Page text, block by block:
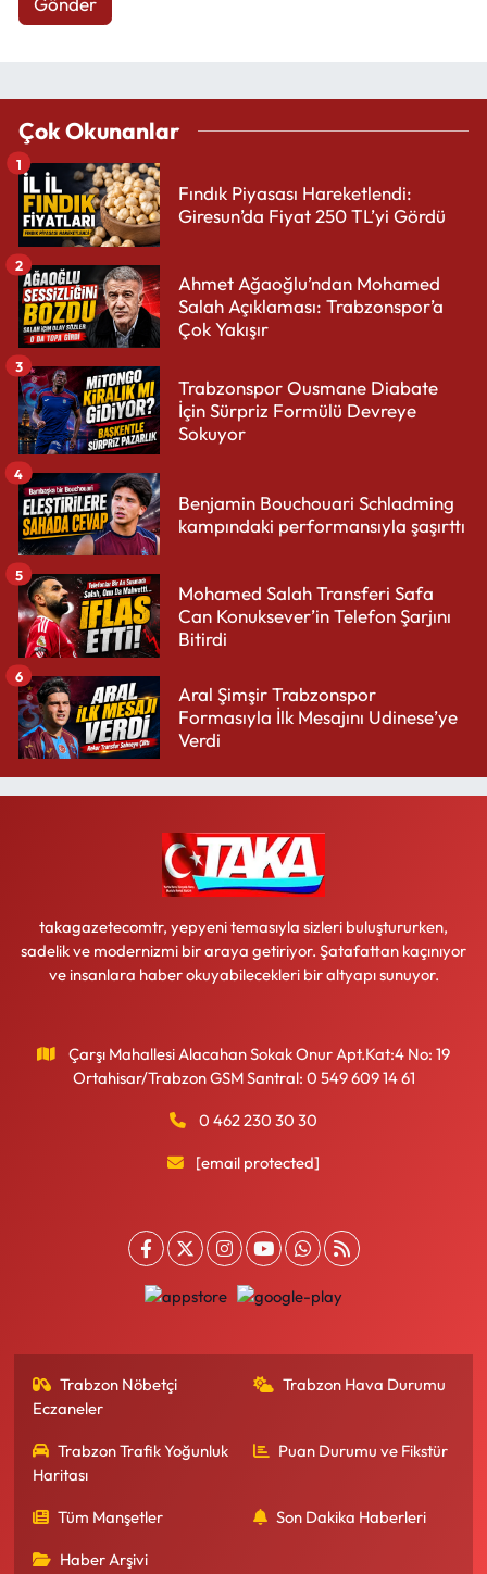
Çok Okunanlar
Fındık Piyasası Hareketlendi:
Giresun’da Fiyat 250 TL’yi Gördü
1
Ahmet Ağaoğlu’ndan Mohamed
Salah Açıklaması: Trabzonspor’a
Çok Yakışır
2
Trabzonspor Ousmane Diabate
İçin Sürpriz Formülü Devreye
Sokuyor
3
Benjamin Bouchouari Schladming
kampındaki performansıyla şaşırttı
4
Mohamed Salah Transferi Safa
Can Konuksever’in Telefon Şarjını
Bitirdi
5
Aral Şimşir Trabzonspor
Formasıyla İlk Mesajını Udinese’ye
Verdi
6
takagazetecomtr, yepyeni temasıyla sizleri buluştururken,
sadelik ve modernizmi bir araya getiriyor. Şatafattan kaçınıyor
ve insanlara haber okuyabilecekleri bir altyapı sunuyor.
Çarşı Mahallesi Alacahan Sokak Onur Apt.Kat:4 No: 19
Ortahisar/Trabzon GSM Santral: 0 549 609 14 61
0 462 230 30 30
[email protected]
Trabzon Nöbetçi
Eczaneler
Trabzon Hava Durumu
Trabzon Trafik Yoğunluk
Haritası
Puan Durumu ve Fikstür
Tüm Manşetler Son Dakika Haberleri
Haber Arşivi